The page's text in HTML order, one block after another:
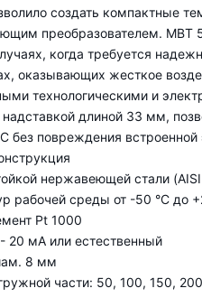
создать компактные
преобразователем. MBT
когда требуется
оказывающих жесткое
технологическими и
длиной 33 мм,
без повреждения встроенной
нержавеющей стали
рабочей среды от -50 °C до
Pt 1000
20 мА или естественный
8 мм
части: 50, 100, 150,